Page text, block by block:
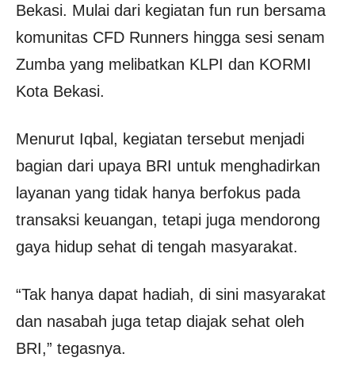
Bekasi. Mulai dari kegiatan fun run bersama
komunitas CFD Runners hingga sesi senam
Zumba yang melibatkan KLPI dan KORMI
Kota Bekasi.
Menurut Iqbal, kegiatan tersebut menjadi
bagian dari upaya BRI untuk menghadirkan
layanan yang tidak hanya berfokus pada
transaksi keuangan, tetapi juga mendorong
gaya hidup sehat di tengah masyarakat.
“Tak hanya dapat hadiah, di sini masyarakat
dan nasabah juga tetap diajak sehat oleh
BRI,” tegasnya.